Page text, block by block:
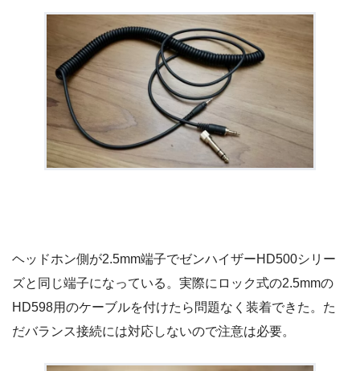
ヘッドホン側が2.5mm端子でゼンハイザーHD500シリー
ズと同じ端子になっている。実際にロック式の2.5mmの
HD598用のケーブルを付けたら問題なく装着できた。た
だバランス接続には対応しないので注意は必要。